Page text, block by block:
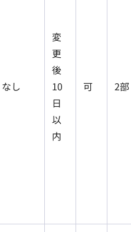
なし
変
更
後
10
日
以
内
可 2部